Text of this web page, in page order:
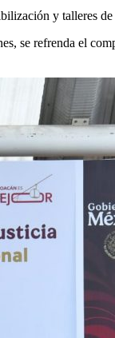
y talleres
se refrenda el